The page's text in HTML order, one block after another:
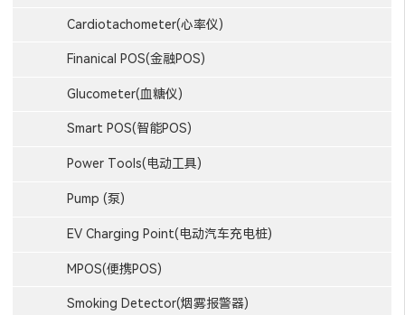
Cardiotachometer(心率仪)
Finanical POS(金融POS)
Glucometer(血糖仪)
Smart POS(智能POS)
Power Tools(电动工具)
Pump (泵)
EV Charging Point(电动汽车充电桩)
MPOS(便携POS)
Smoking Detector(烟雾报警器)